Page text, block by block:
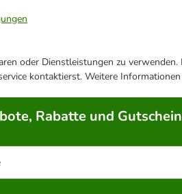
oder Dienstleistungen zu
kontaktierst. Weitere
Rabatte und